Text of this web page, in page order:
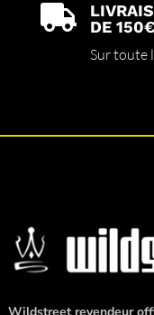

DE 150€
Sur toute